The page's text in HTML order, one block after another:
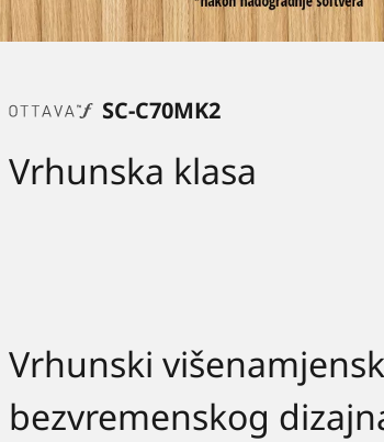
Vrhunski
bezvremenskog
SC-C70MK2
Vrhunska klasa